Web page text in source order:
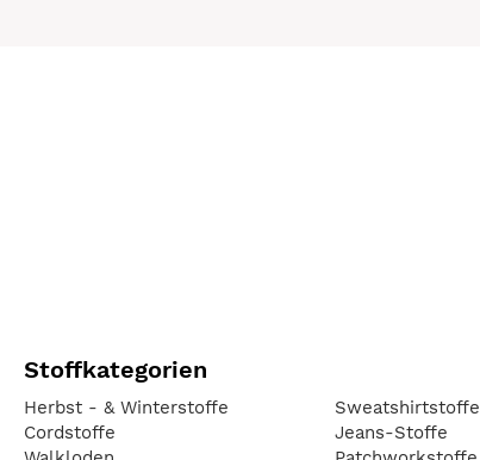
Stoffkategorien
Herbst - & Winterstoffe
Cordstoffe
Sweatshirtstoffe
Jeans-Stoffe